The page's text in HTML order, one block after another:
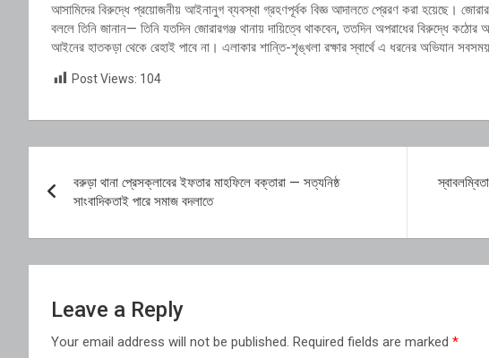
আসামিদের বিরুদ্ধে প্রয়োজনীয় আইনানুগ ব্যবস্থা গ্রহণপূর্বক বিজ্ঞ আদালতে প্রেরণ করা হয়েছে।
বললে তিনি জানান— তিনি যতদিন জোরারগঞ্জ থানায় দায়িত্বে থাকবেন, ততদিন অপরাধের বিরুদ্ধে
আইনের হাতকড়া থেকে রেহাই পাবে না। এলাকার শান্তি-শৃঙ্খলা রক্ষার স্বার্থে এ ধরনের অভিযান
Post Views: 104
navigation
বরুড়া থানা প্রেসক্লাবের ইফতার মাহফিলে বক্তারা — সত্যনিষ্ঠ
সাংবাদিকতাই পারে সমাজ বদলাতে
Leave a Reply
Your email address will not be published. Required fields are marked *